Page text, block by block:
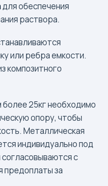
для обеспечения
раствора.
или ребра емкости.
композитного
25кг необходимо
опору, чтобы
Металлическая
индивидуально под
с
предоплаты за